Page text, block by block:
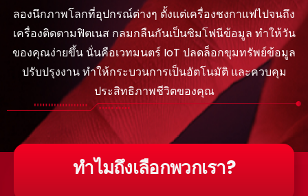
ลองนึกภาพโลกที่อุปกรณ์ต่างๆ ตั้งแต่เครื่องชงกาแฟไปจนถึง
เครื่องติดตามฟิตเนส กลมกลืนกันเป็นซิมโฟนีข้อมูล ทําให้วัน
ของคุณง่ายขึ้น นั่นคือเวทมนตร์ IoT ปลดล็อกขุมทรัพย์ข้อมูล
ปรับปรุงงาน ทําให้กระบวนการเป็นอัตโนมัติ และควบคุม
ประสิทธิภาพชีวิตของคุณ
ทําไมถึงเลือกพวกเรา?